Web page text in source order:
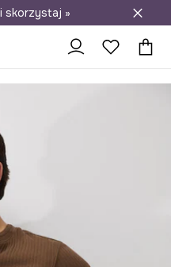
do salonów
skorzystaj »